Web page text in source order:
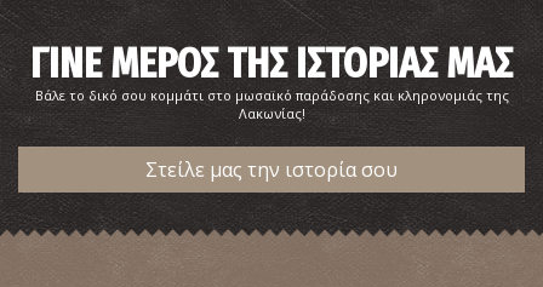
ΓΙΝΕ ΜΕΡΟΣ ΤΗΣ ΙΣΤΟΡΙΑΣ ΜΑΣ
Βάλε το δικό σου κομμάτι στο μωσαϊκό παράδοσης και κληρονομιάς της
Λακωνίας!
Στείλε μας την ιστορία σου